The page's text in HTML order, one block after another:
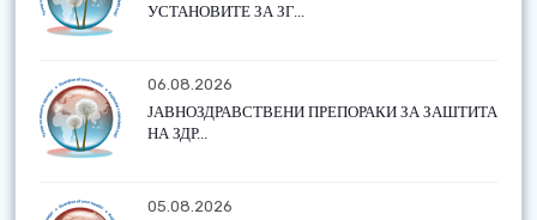
УСТАНОВИТЕ ЗА ЗГ...
06.08.2026
ЈАВНОЗДРАВСТВЕНИ ПРЕПОРАКИ ЗА ЗАШТИТА
НА ЗДР...
05.08.2026